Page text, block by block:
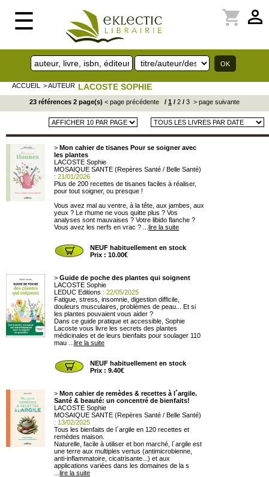
☰ perm_identity
shopping_cart
ACCUEIL > AUTEUR LACOSTE SOPHIE
23 références 2 page(s) < page précédente / 1 / 2 / 3 > page suivante
> Mon cahier de tisanes Pour se soigner avec
les plantes
LACOSTE Sophie
MOSAIQUE SANTE (Repères Santé / Belle Santé)
: 21/01/2026
Plus de 200 recettes de tisanes faciles à réaliser,
pour tout soigner, ou presque !
Vous avez mal au ventre, à la tête, aux jambes, aux
yeux ? Le rhume ne vous quitte plus ? Vos
analyses sont mauvaises ? Votre libido flanche ?
Vous avez les nerfs en vrac ? ... lire la suite
NEUF habituellement en stock
Prix : 10.00€
> Guide de poche des plantes qui soignent
LACOSTE Sophie
LEDUC Editions : 22/05/2025
Fatigue, stress, insomnie, digestion difficile,
douleurs musculaires, problèmes de peau... Et si
les plantes pouvaient vous aider ?
Dans ce guide pratique et accessible, Sophie
Lacoste vous livre les secrets des plantes
médicinales et de leurs bienfaits pour soulager 110
mau ... lire la suite
NEUF habituellement en stock
Prix : 9.40€
> Mon cahier de remèdes & recettes à l´argile.
Santé & beauté: un concentré de bienfaits!
LACOSTE Sophie
MOSAIQUE SANTE (Repères Santé / Belle Santé)
: 13/02/2025
Tous les bienfaits de l´argile en 120 recettes et
remèdes maison.
Naturelle, facile à utiliser et bon marché, l´argile est
une terre aux multiples vertus (antimicrobienne,
anti-inflammatoire, cicatrisante...) et aux
applications variées dans les domaines de la s
lire la suite